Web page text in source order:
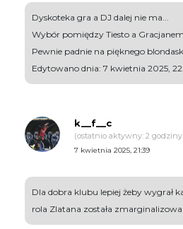
Dyskoteka gra a DJ dalej nie ma...
Wybór pomiędzy Tiesto a
Pewnie padnie na pięknego
Edytowano dnia: 7 kwietnia 2025,
k__f__c
(ostatnio aktywny: 2
7 kwietnia 2025, 21:39
Dla dobra klubu lepiej żeby wygrał
rola Zlatana została